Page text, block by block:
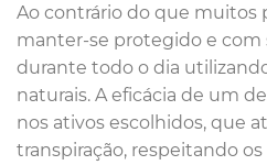
Ao contrário do que muitos
manter-se protegido e com
durante todo o dia
naturais. A eficácia de um
nos ativos escolhidos, que
transpiração, respeitando